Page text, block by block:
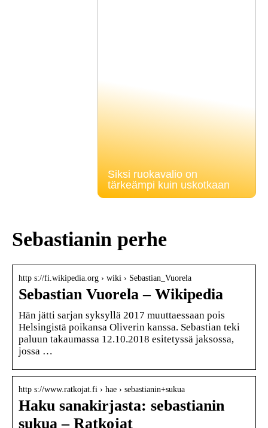
Siksi ruokavalio on
tärkeämpi kuin uskotkaan
Sebastianin perhe
http s://fi.wikipedia.org › wiki › Sebastian_Vuorela
Sebastian Vuorela – Wikipedia
Hän jätti sarjan syksyllä 2017 muuttaessaan pois
Helsingistä poikansa Oliverin kanssa. Sebastian teki
paluun takaumassa 12.10.2018 esitetyssä jaksossa,
jossa …
http s://www.ratkojat.fi › hae › sebastianin+sukua
Haku sanakirjasta: sebastianin
sukua – Ratkojat